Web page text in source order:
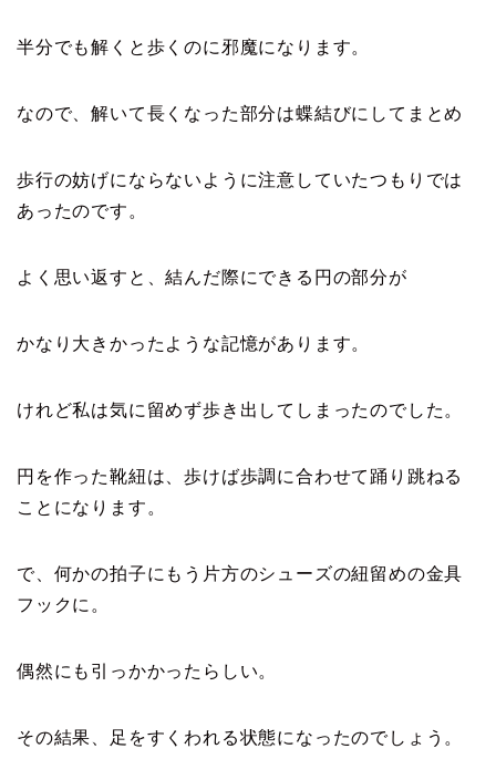
半分でも解くと歩くのに邪魔になります。
なので、解いて長くなった部分は蝶結びにしてまとめ
歩行の妨げにならないように注意していたつもりでは
あったのです。
よく思い返すと、結んだ際にできる円の部分が
かなり大きかったような記憶があります。
けれど私は気に留めず歩き出してしまったのでした。
円を作った靴紐は、歩けば歩調に合わせて踊り跳ねる
ことになります。
で、何かの拍子にもう片方のシューズの紐留めの金具
フックに。
偶然にも引っかかったらしい。
その結果、足をすくわれる状態になったのでしょう。